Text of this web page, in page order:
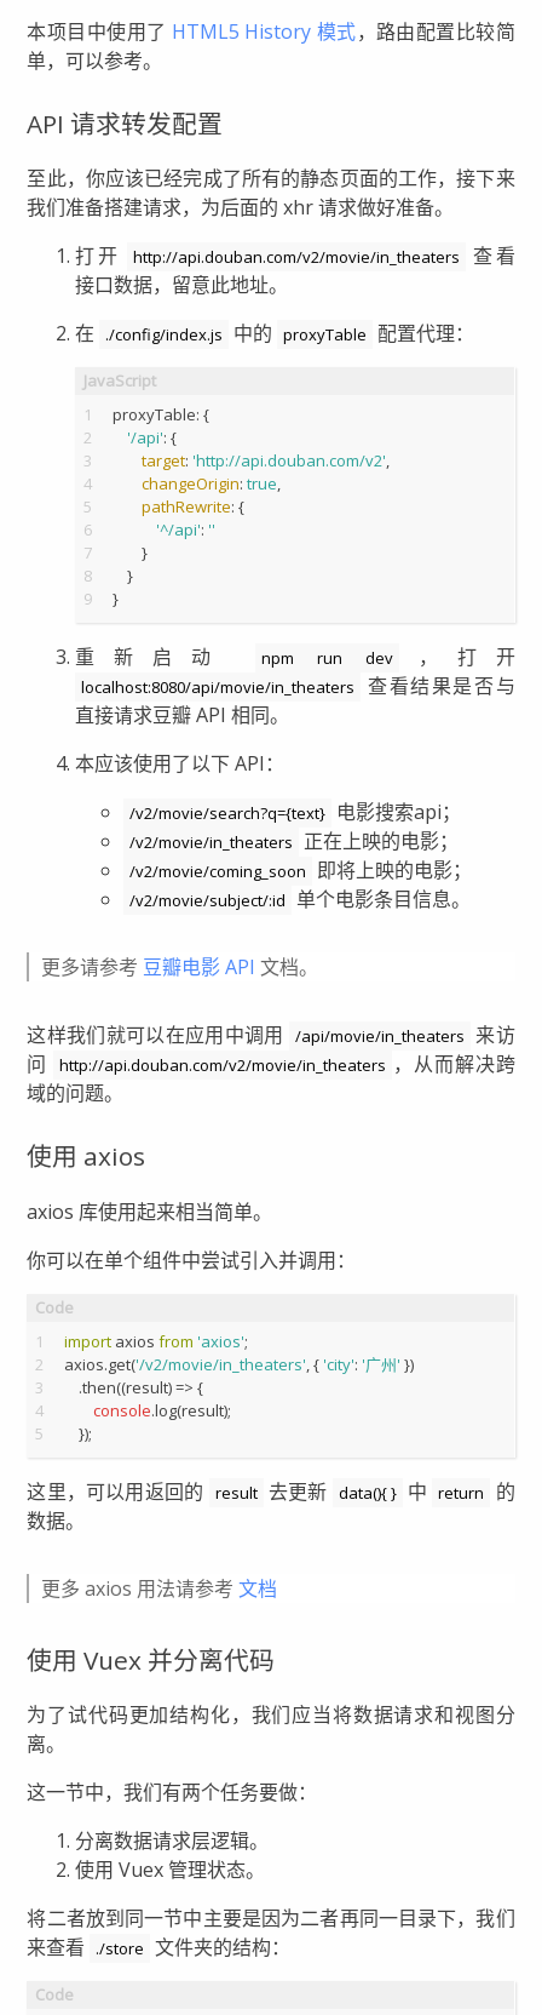
本项目中使用了 HTML5 History 模式，路由配置比较简
单，可以参考。
API 请求转发配置
至此，你应该已经完成了所有的静态页面的工作，接下来
我们准备搭建请求，为后面的 xhr 请求做好准备。
打开
http://api.douban.com/v2/movie/in_theaters
查看
接口数据，留意此地址。
在
./config/index.js 中的 proxyTable 配置代理：
1
2
3
4
5
6
7
8
9
proxyTable: {
'/api': {
target: 'http://api.douban.com/v2',
changeOrigin: true,
pathRewrite: {
'^/api': ''
        }
    }
}
重新启动 npm run dev ，打开
localhost:8080/api/movie/in_theaters
查看结果是否与
直接请求豆瓣 API 相同。
本应该使用了以下 API：
/v2/movie/search?q={text} 电影搜索api；
/v2/movie/in_theaters 正在上映的电影；
/v2/movie/coming_soon 即将上映的电影；
/v2/movie/subject/:id 单个电影条目信息。
更多请参考 豆瓣电影 API 文档。
这样我们就可以在应用中调用 /api/movie/in_theaters
来访
问
http://api.douban.com/v2/movie/in_theaters ，从而解决跨
域的问题。
使用 axios
axios 库使用起来相当简单。
你可以在单个组件中尝试引入并调用：
1
2
3
4
5
import axios from 'axios';
axios.get('/v2/movie/in_theaters' , { 'city': '广州' })
    .then(
(result) => {
console.log(result);
    });
这里，可以用返回的 result 去更新 data(){ } 中 return
的
数据。
更多 axios 用法请参考文档
使用 Vuex 并分离代码
为了试代码更加结构化，我们应当将数据请求和视图分
离。
这一节中，我们有两个任务要做：
分离数据请求层逻辑。
使用 Vuex 管理状态。
将二者放到同一节中主要是因为二者再同一目录下，我们
来查看
./store 文件夹的结构：